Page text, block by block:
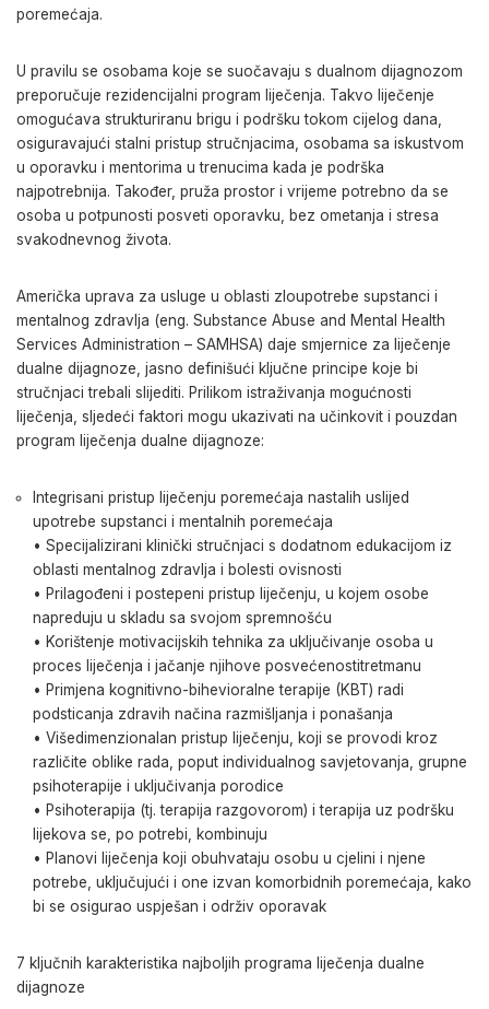
poremećaja.
U pravilu se osobama koje se suočavaju s dualnom dijagnozom
preporučuje rezidencijalni program liječenja. Takvo liječenje
omogućava strukturiranu brigu i podršku tokom cijelog dana,
osiguravajući stalni pristup stručnjacima, osobama sa iskustvom
u oporavku i mentorima u trenucima kada je podrška
najpotrebnija. Također, pruža prostor i vrijeme potrebno da se
osoba u potpunosti posveti oporavku, bez ometanja i stresa
svakodnevnog života.
Američka uprava za usluge u oblasti zloupotrebe supstanci i
mentalnog zdravlja (eng. Substance Abuse and Mental Health
Services Administration – SAMHSA) daje smjernice za liječenje
dualne dijagnoze, jasno definišući ključne principe koje bi
stručnjaci trebali slijediti. Prilikom istraživanja mogućnosti
liječenja, sljedeći faktori mogu ukazivati na učinkovit i pouzdan
program liječenja dualne dijagnoze:
Integrisani pristup liječenju poremećaja nastalih uslijed
upotrebe supstanci i mentalnih poremećaja
• Specijalizirani klinički stručnjaci s dodatnom edukacijom iz
oblasti mentalnog zdravlja i bolesti ovisnosti
• Prilagođeni i postepeni pristup liječenju, u kojem osobe
napreduju u skladu sa svojom spremnošću
• Korištenje motivacijskih tehnika za uključivanje osoba u
proces liječenja i jačanje njihove posvećenostitretmanu
• Primjena kognitivno-bihevioralne terapije (KBT) radi
podsticanja zdravih načina razmišljanja i ponašanja
• Višedimenzionalan pristup liječenju, koji se provodi kroz
različite oblike rada, poput individualnog savjetovanja, grupne
psihoterapije i uključivanja porodice
• Psihoterapija (tj. terapija razgovorom) i terapija uz podršku
lijekova se, po potrebi, kombinuju
• Planovi liječenja koji obuhvataju osobu u cjelini i njene
potrebe, uključujući i one izvan komorbidnih poremećaja, kako
bi se osigurao uspješan i održiv oporavak
7 ključnih karakteristika najboljih programa liječenja dualne
dijagnoze